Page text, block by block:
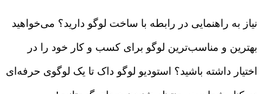
نیاز به راهنمایی در رابطه با ساخت لوگو دارید؟ می‌خواهید
بهترین و مناسب‌ترین لوگو برای کسب و کار خود را در
اختیار داشته باشید؟ استودیو لوگو داک تا یک لوگوی حرفه‌ای